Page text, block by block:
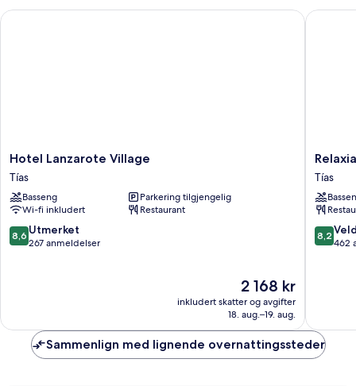
Hotel
Lanzarote
Village
Tías
Hotel Lanzarote Village
Tías
Basseng
Parkering tilgjengelig
Wi-fi inkludert
Restaurant
8.6
av
8,6 Utmerket
267 anmeldelser
Prisen
2 168 kr
2 168 kr
inkludert skatter og avgifter
18. aug.–19. aug.
Hotel Lanzarote Village
Relaxia
Olivina-
All
Inclusive
Tías
Tías
8.2
av
8,2
462
Relaxia
Sammenlign med lignende overnattingssteder